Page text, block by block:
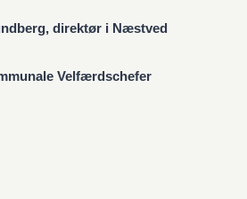
direktør i Næstved
Velfærdschefer